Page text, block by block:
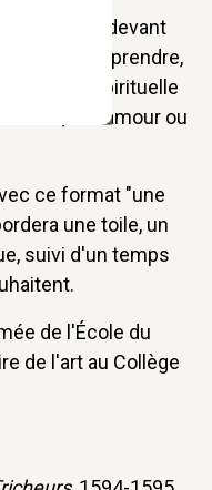
de pause devant
la comprendre,
spirituelle
la vie, de l’amour ou
ce format "une
une toile, un
suivi d'un temps
de l'École du
de l'art au Collège